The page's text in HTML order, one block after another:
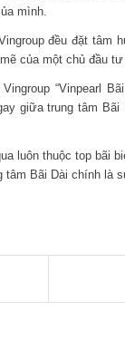
mình.
đều đặt
của một chủ đầu tư
“Vinpearl
giữa trung tâm
luôn thuộc top bãi
tâm Bãi Dài chính là